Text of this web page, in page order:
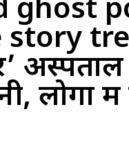
ghost
लोगों